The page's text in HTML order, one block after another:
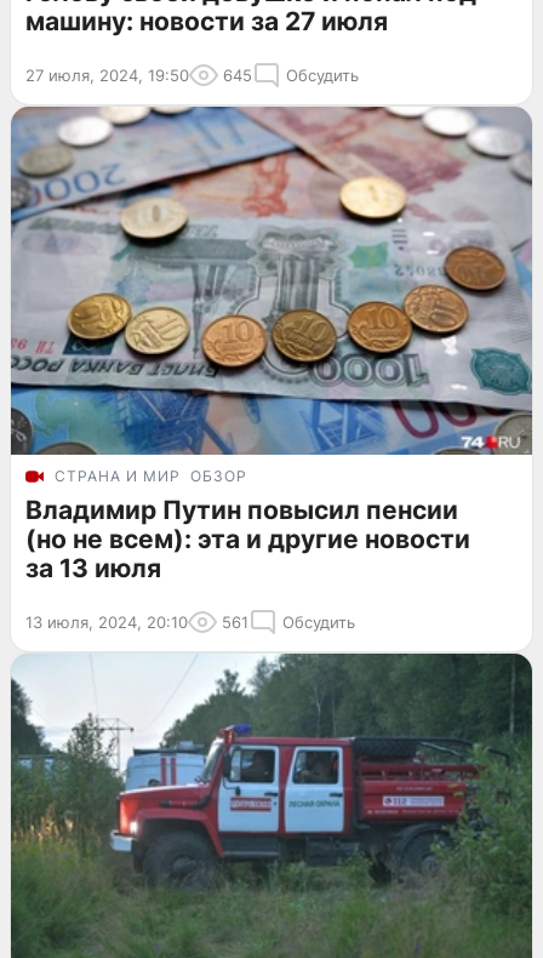
машину: новости за 27 июля
27 июля, 2024, 19:50 645 Обсудить
СТРАНА И МИР ОБЗОР
Владимир Путин повысил пенсии
(но не всем): эта и другие новости
за 13 июля
13 июля, 2024, 20:10 561 Обсудить